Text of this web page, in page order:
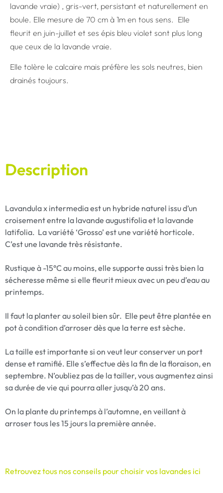
lavande vraie) , gris-vert, persistant et naturellement en
boule. Elle mesure de 70 cm à 1m en tous sens. Elle
fleurit en juin-juillet et ses épis bleu violet sont plus long
que ceux de la lavande vraie.
Elle tolère le calcaire mais préfère les sols neutres, bien
drainés toujours.
Description
Lavandula x intermedia est un hybride naturel issu d’un
croisement entre la lavande augustifolia et la lavande
latifolia. La variété ‘Grosso’ est une variété horticole.
C’est une lavande très résistante.
Rustique à -15°C au moins, elle supporte aussi très bien la
sécheresse même si elle fleurit mieux avec un peu d’eau au
printemps.
Il faut la planter au soleil bien sûr. Elle peut être plantée en
pot à condition d’arroser dès que la terre est sèche.
La taille est importante si on veut leur conserver un port
dense et ramifié. Elle s’effectue dès la fin de la floraison, en
septembre. N’oubliez pas de la tailler, vous augmentez ainsi
sa durée de vie qui pourra aller jusqu’à 20 ans.
On la plante du printemps à l’automne, en veillant à
arroser tous les 15 jours la première année.
Retrouvez tous nos conseils pour choisir vos lavandes ici